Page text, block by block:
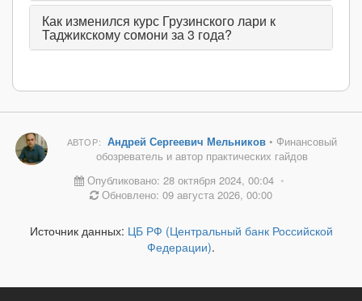
Как изменился курс Грузинского лари к
Таджикскому сомони за 3 года?
АВТОР: Андрей Сергеевич Мельников• Финансовый
обозреватель и автор практических гайдов
Опубликовано: 28 октября 2024, 00:04 •
Обновлено: 09 августа 2026, 00:00
Источник данных: ЦБ РФ (Центральный банк Российской
Федерации).